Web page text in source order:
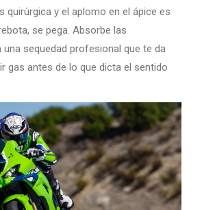
quirúrgica y el aplomo en el ápice es
se pega. Absorbe las
una sequedad profesional que te da
gas antes de lo que dicta el sentido